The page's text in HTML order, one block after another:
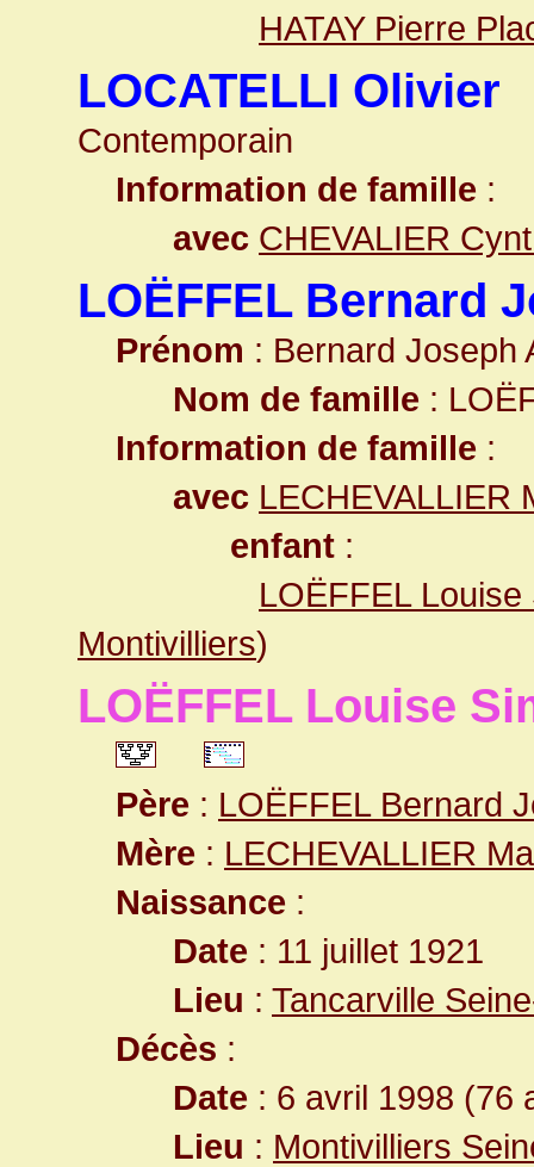
HATAY Pierre
LOCATELLI Olivier
Contemporain
Information de famille :
avec CHEVALIER
LOËFFEL Bernard
Prénom : Bernard Joseph
Nom de famille :
Information de famille :
avec LECHEVALLIER
enfant :
LOËFFEL Louise
Montivilliers)
LOËFFEL Louise
Père : LOËFFEL Bernard
Mère : LECHEVALLIER
Naissance :
Date : 11 juillet 1921
Lieu : Tancarville
Décès :
Date : 6 avril 1998 (76
Lieu : Montivilliers